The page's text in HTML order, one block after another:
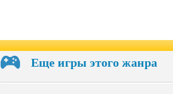
Еще игры этого жанра